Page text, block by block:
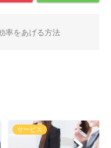
率をあげる方法
サービス